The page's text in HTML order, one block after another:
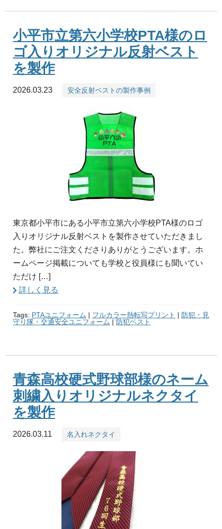
小平市立第六小学校PTA様のロ
ゴ入りオリジナル反射ベスト
を製作
2026.03.23 安全反射ベストの製作事例
東京都小平市にある小平市立第六小学校PTA様のロゴ
入りオリジナル反射ベストを製作させていただきまし
た。弊社にご注文くださりありがとうございます。ホ
ームページ掲載についても学校と役員様にも聞いてい
ただけ […]
詳しく見る
Tags: PTAユニフォーム | フルカラー熱転写プリント | 防犯・見
守り隊・交通安全ユニフォーム | 防犯ベスト
青森高校硬式野球部様のネーム
刺繍入りオリジナルネクタイ
を製作
2026.03.11 名入れネクタイ